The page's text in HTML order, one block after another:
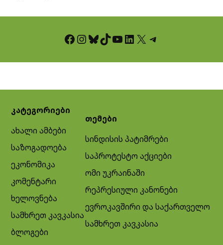
Facebook InstagramBluesky TikTok YouTube LinkedIn X Telegram
კატეგორიები
ახალი ამბები
საზოგადოება
ეკონომიკა
კომენტარი
ხელოვნება
სამხრეთ კავკასია
ბლოგები
თემები
სინდისის პატიმრები
საპროტესტო აქციები
ომი უკრაინაში
რეპრესიული კანონები
ევროკავშირი და საქართველო
სამხრეთ კავკასია